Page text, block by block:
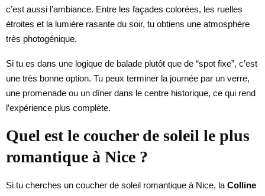
c’est aussi l’ambiance. Entre les façades colorées, les ruelles
étroites et la lumière rasante du soir, tu obtiens une atmosphère
très photogénique.
Si tu es dans une logique de balade plutôt que de “spot fixe”, c’est
une très bonne option. Tu peux terminer la journée par un verre,
une promenade ou un dîner dans le centre historique, ce qui rend
l’expérience plus complète.
Quel est le coucher de soleil le plus
romantique à Nice ?
Si tu cherches un coucher de soleil romantique à Nice, la Colline